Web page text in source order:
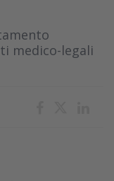
medico-legali